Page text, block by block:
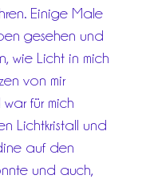
Einige Male
gesehen und
wie Licht in mich
von mir
für mich
Lichtkristall und
auf den
und auch,